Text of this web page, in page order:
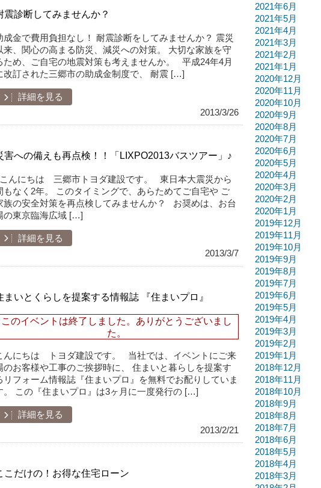
震診断してみませんか？
成金で費用負担なし！ 耐震診断をしてみませんか？ 震災
来、関心の高まる防災、減災への対策。 大切な家族を守
ため、ご自宅の地震対策も考えませんか。 平成24年4月
改訂された三郷市の助成金制度で、 耐震 […]
詳細を見る
2013/3/26
害への備えも再点検！！「LIXPO2013バスツアー」♪
んにちは 三郷市トヨダ建設です。 東日本大震災から
もなく2年。 このタイミングで、あらためてご自宅や ご
族の安全対策を再点検してみませんか？ お奨めは、お台
の東京臨海広域 […]
詳細を見る
2013/3/7
まいとくらしを提案する情報誌 『住まいプロ』
このイベントは終了しました。ありがとうございまし
た。
んにちは トヨダ建設です。 当社では、イベントにご来
のお客様や工事のご挨拶時に、 住まいと暮らしを提案す
リフォーム情報誌『住まいプロ』を無料でお配りしていま
。 この『住まいプロ』は3ヶ月に一度発行の […]
詳細を見る
2013/2/21
こだけの！お得な住宅ローン
2021年6月
2021年5月
2021年4月
2021年3月
2021年2月
2021年1月
2020年12月
2020年11月
2020年10月
2020年9月
2020年8月
2020年7月
2020年6月
2020年5月
2020年4月
2020年3月
2020年2月
2020年1月
2019年12月
2019年11月
2019年10月
2019年9月
2019年8月
2019年7月
2019年6月
2019年5月
2019年4月
2019年3月
2019年2月
2019年1月
2018年12月
2018年11月
2018年10月
2018年9月
2018年8月
2018年7月
2018年6月
2018年5月
2018年4月
2018年3月